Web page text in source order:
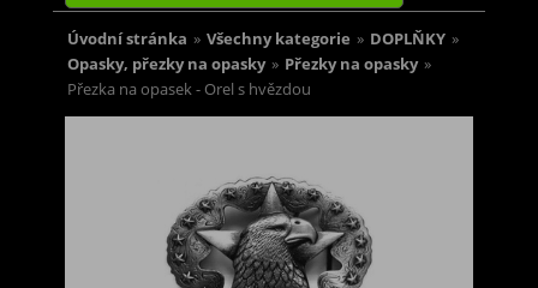
Úvodní stránka » Všechny kategorie » DOPLŇKY »
Opasky, přezky na opasky » Přezky na opasky »
Přezka na opasek - Orel s hvězdou